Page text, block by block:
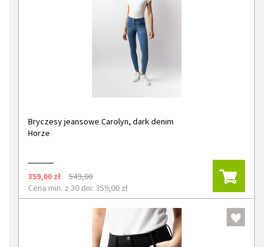
Bryczesy jeansowe Carolyn, dark denim
Horze
359,00 zł
549,00
Cena min. z 30 dni: 359,00 zł